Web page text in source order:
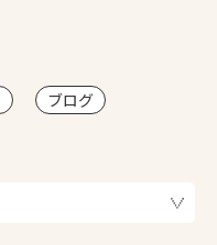
ブログ